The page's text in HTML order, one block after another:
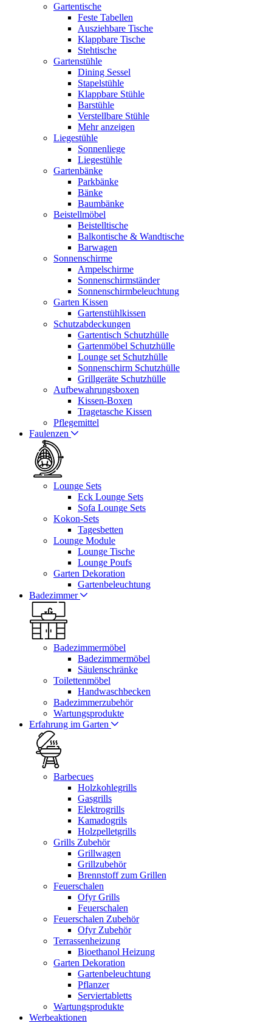
Gartentische
Feste Tabellen
Ausziehbare Tische
Klappbare Tische
Stehtische
Gartenstühle
Dining Sessel
Stapelstühle
Klappbare Stühle
Barstühle
Verstellbare Stühle
Mehr anzeigen
Liegestühle
Sonnenliege
Liegestühle
Gartenbänke
Parkbänke
Bänke
Baumbänke
Beistellmöbel
Beistelltische
Balkontische & Wandtische
Barwagen
Sonnenschirme
Ampelschirme
Sonnenschirmständer
Sonnenschirmbeleuchtung
Garten Kissen
Gartenstühlkissen
Schutzabdeckungen
Gartentisch Schutzhülle
Gartenmöbel Schutzhülle
Lounge set Schutzhülle
Sonnenschirm Schutzhülle
Grillgeräte Schutzhülle
Aufbewahrungsboxen
Kissen-Boxen
Tragetasche Kissen
Pflegemittel
Faulenzen
Lounge Sets
Eck Lounge Sets
Sofa Lounge Sets
Kokon-Sets
Tagesbetten
Lounge Module
Lounge Tische
Lounge Poufs
Garten Dekoration
Gartenbeleuchtung
Badezimmer
Badezimmermöbel
Badezimmermöbel
Säulenschränke
Toilettenmöbel
Handwaschbecken
Badezimmerzubehör
Wartungsprodukte
Erfahrung im Garten
Barbecues
Holzkohlegrills
Gasgrills
Elektrogrills
Kamadogrils
Holzpelletgrills
Grills Zubehör
Grillwagen
Grillzubehör
Brennstoff zum Grillen
Feuerschalen
Ofyr Grills
Feuerschalen
Feuerschalen Zubehör
Ofyr Zubehör
Terrassenheizung
Bioethanol Heizung
Garten Dekoration
Gartenbeleuchtung
Pflanzer
Serviertabletts
Wartungsprodukte
Werbeaktionen